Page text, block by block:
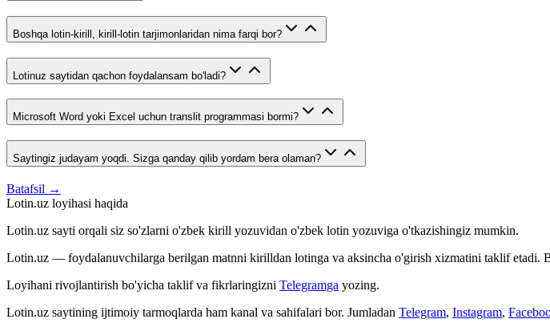
Boshqa lotin-kirill, kirill-lotin tarjimonlaridan nima farqi bor?
Lotinuz saytidan qachon foydalansam bo'ladi?
Microsoft Word yoki Excel uchun translit programmasi bormi?
Saytingiz judayam yoqdi. Sizga qanday qilib yordam bera olaman?
Batafsil →
Lotin.uz loyihasi haqida
Lotin.uz sayti orqali siz so'zlarni o'zbek kirill yozuvidan o'zbek lotin yozuviga o'tkazishingiz mumkin.
Lotin.uz — foydalanuvchilarga berilgan matnni kirilldan lotinga va aksincha o'girish xizmatini taklif
Loyihani rivojlantirish bo'yicha taklif va fikrlaringizni Telegramga yozing.
Lotin.uz saytining ijtimoiy tarmoqlarda ham kanal va sahifalari bor. Jumladan Telegram, Instagram,